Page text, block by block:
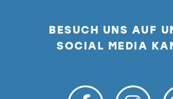
BESUCH UNS AUF
SOCIAL MEDIA